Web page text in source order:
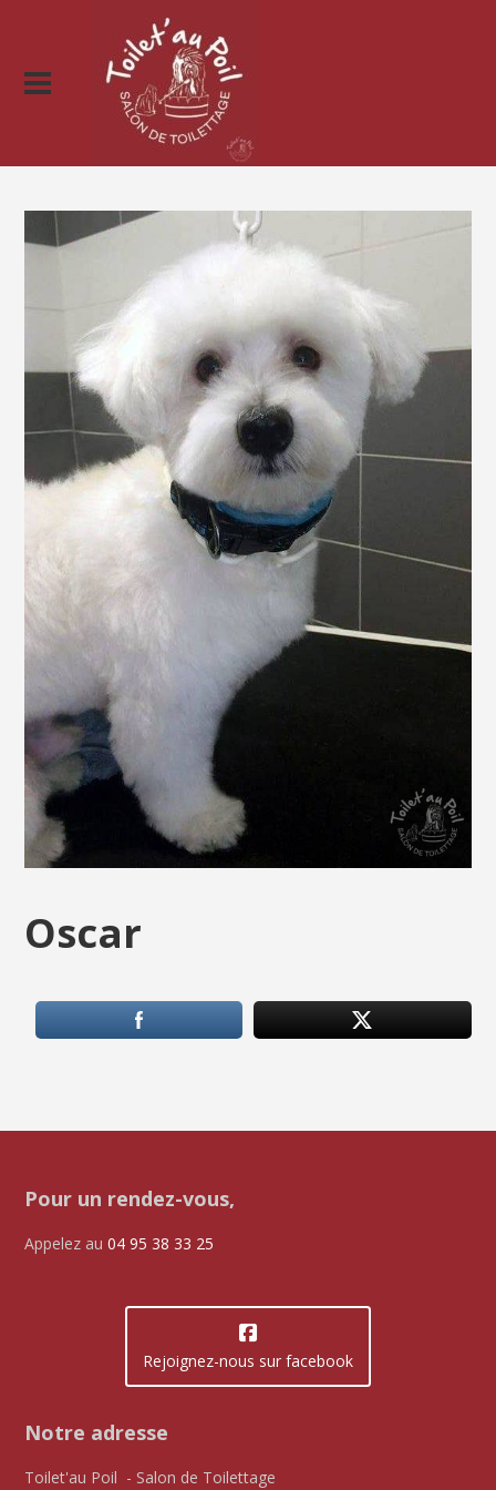
Oscar
Pour un rendez-vous,
Appelez au04 95 38 33 25
Rejoignez-nous sur facebook
Notre adresse
Toilet'au Poil - Salon de Toilettage